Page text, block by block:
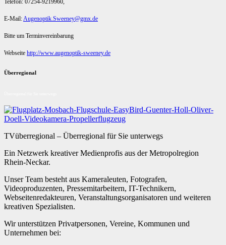
Telefon: 07254-9219960,
E-Mail:Augenoptik.Sweeney@gmx.de
Bitte um Terminvereinbarung
Webseite http://www.augenoptik-sweeney.de
Überregional
TVüberregional – Überregional für Sie unterwegs
Ein Netzwerk kreativer Medienprofis aus der Metropolregion
Rhein-Neckar.
Unser Team besteht aus Kameraleuten, Fotografen,
Videoproduzenten, Pressemitarbeitern, IT-Technikern,
Webseitenredakteuren, Veranstaltungsorganisatoren und weiteren
kreativen Spezialisten.
Wir unterstützen Privatpersonen, Vereine, Kommunen und
Unternehmen bei: